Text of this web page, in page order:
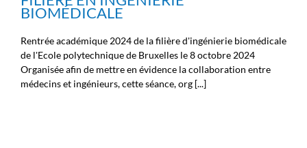
BIOMÉDICALE
Rentrée académique 2024 de la filière d'ingénierie biomédicale
de l'Ecole polytechnique de Bruxelles le 8 octobre 2024
Organisée afin de mettre en évidence la collaboration entre
médecins et ingénieurs, cette séance, org [...]